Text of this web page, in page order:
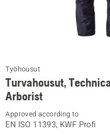
lisätietoja
tuotteesta
Turvahousut,
Technical
Työhousut
Turvahousut,
Arborist
Approved according to
EN ISO 11393, KWF Profi